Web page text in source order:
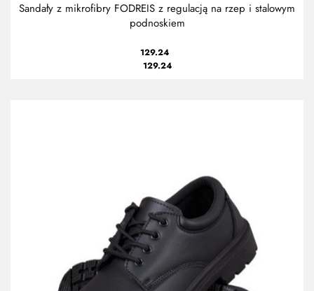
Sandały z mikrofibry FODREIS z regulacją na rzep i stalowym
podnoskiem
129.24
129.24